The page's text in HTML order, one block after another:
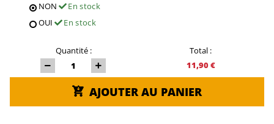
NON
En stock
OUI
En stock
Quantité :
Total :
11,90 €
AJOUTER AU PANIER